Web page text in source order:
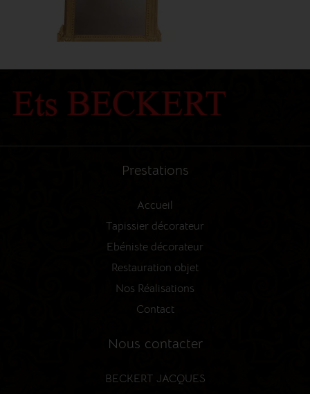
Prestations
Accueil
Tapissier décorateur
Ebéniste décorateur
Restauration objet
Nos Réalisations
Contact
Nous contacter
BECKERT JACQUES